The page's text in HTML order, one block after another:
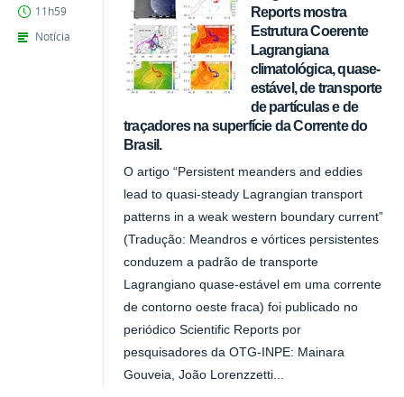
Reports mostra
Estrutura Coerente
Lagrangiana
climatológica, quase-
estável, de transporte
de partículas e de
traçadores na superfície da Corrente do
Brasil.
O artigo “Persistent meanders and eddies
lead to quasi‑steady Lagrangian transport
patterns in a weak western boundary current”
(Tradução: Meandros e vórtices persistentes
conduzem a padrão de transporte
Lagrangiano quase-estável em uma corrente
de contorno oeste fraca) foi publicado no
periódico Scientific Reports por
pesquisadores da OTG-INPE: Mainara
Gouveia, João Lorenzzetti...
11h59
Notícia